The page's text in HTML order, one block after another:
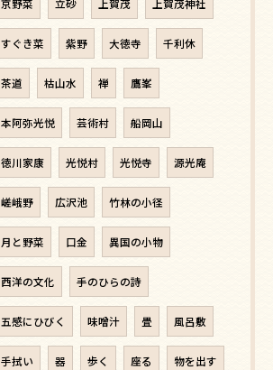
京野菜 立砂 上賀茂 上賀茂神社
すぐき菜 紫野 大徳寺 千利休
茶道 枯山水 禅 鷹峯
本阿弥光悦 芸術村 船岡山
徳川家康 光悦村 光悦寺 源光庵
嵯峨野 広沢池 竹林の小径
月と野菜 口金 異国の小物
西洋の文化 手のひらの詩
五感にひびく 味噌汁 畳 風呂敷
手拭い 器 歩く 座る 物を出す